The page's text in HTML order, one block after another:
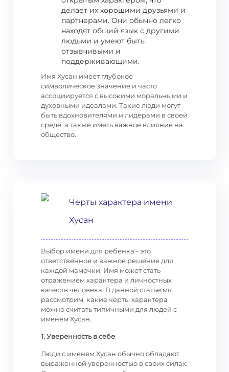
делает их хорошими друзьями и
партнерами. Они обычно легко
находят общий язык с другими
людьми и умеют быть
отзывчивыми и
поддерживающими.
Имя Хусан имеет глубокое
символическое значение и часто
ассоциируется с высокими моральными и
духовными идеалами. Такие люди могут
быть вдохновителями и лидерами в своей
среде, а также иметь важное влияние на
общество.
Черты характера имени
Хусан
Выбор имени для ребенка - это
ответственное и важное решение для
каждой мамочки. Имя может стать
отражением характера и личностных
качеств человека. В данной статье мы
рассмотрим, какие черты характера
можно считать типичными для людей с
именем Хусан.
1. Уверенность в себе
Люди с именем Хусан обычно обладают
выраженной уверенностью в своих силах.